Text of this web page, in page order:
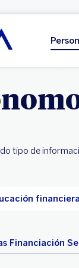
tipo de
financiera
Financiación